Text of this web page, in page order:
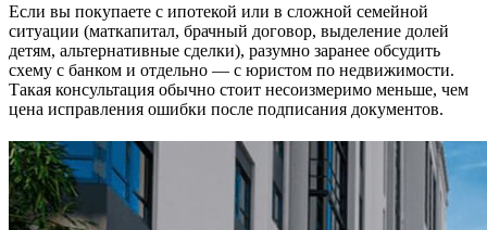
Если вы покупаете с ипотекой или в сложной семейной
ситуации (маткапитал, брачный договор, выделение долей
детям, альтернативные сделки), разумно заранее обсудить
схему с банком и отдельно — с юристом по недвижимости.
Такая консультация обычно стоит несоизмеримо меньше, чем
цена исправления ошибки после подписания документов.